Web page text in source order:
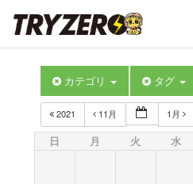
カテゴリ タグ
2021 11月 1月
日 月 火 水